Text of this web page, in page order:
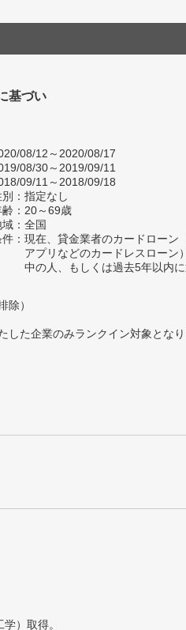
基づい
08/12～2020/08/17
08/30～2019/09/11
09/11～2018/09/18
別：指定なし
齢：20～69歳
域：全国
件：現在、貸金業者のカードローン
アプリなどのカードレスローン
中の人、もしくは過去5年以内
除）
た企業のみランクイン対象とな
）取得。